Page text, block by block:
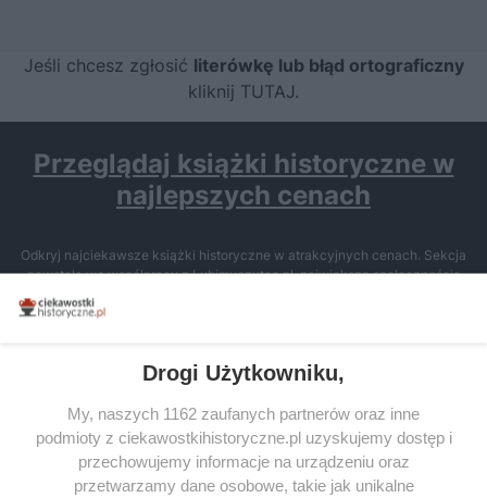
Jeśli chcesz zgłosić literówkę lub błąd ortograficzny
kliknij TUTAJ.
Przeglądaj książki historyczne w
najlepszych cenach
Odkryj najciekawsze książki historyczne w atrakcyjnych cenach. Sekcja
powstała we współpracy z Lubimyczytac.pl, największą społecznością
miłośników literatury w Polsce – dzięki temu możesz wybierać spośród
tytułów najwyżej ocenianych przez czytelników.
SERWIS
SPOŁECZNOŚĆ
Drogi Użytkowniku,
My, naszych 1162 zaufanych partnerów oraz inne
podmioty z ciekawostkihistoryczne.pl uzyskujemy dostęp i
przechowujemy informacje na urządzeniu oraz
przetwarzamy dane osobowe, takie jak unikalne